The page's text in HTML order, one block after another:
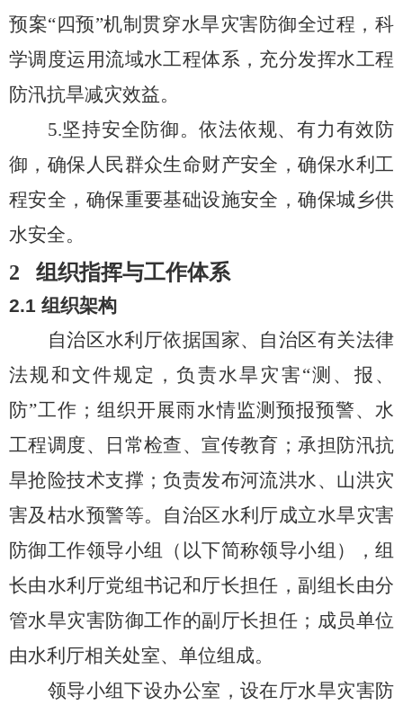
预案“四预”机制贯穿水旱灾害防御全过程，科
学调度运用流域水工程体系，充分发挥水工程
防汛抗旱减灾效益。
5.坚持安全防御。依法依规、有力有效防
御，确保人民群众生命财产安全，确保水利工
程安全，确保重要基础设施安全，确保城乡供
水安全。
2 组织指挥与工作体系
2.1 组织架构
自治区水利厅依据国家、自治区有关法律
法规和文件规定，负责水旱灾害“测、报、
防”工作；组织开展雨水情监测预报预警、水
工程调度、日常检查、宣传教育；承担防汛抗
旱抢险技术支撑；负责发布河流洪水、山洪灾
害及枯水预警等。自治区水利厅成立水旱灾害
防御工作领导小组（以下简称领导小组），组
长由水利厅党组书记和厅长担任，副组长由分
管水旱灾害防御工作的副厅长担任；成员单位
由水利厅相关处室、单位组成。
领导小组下设办公室，设在厅水旱灾害防